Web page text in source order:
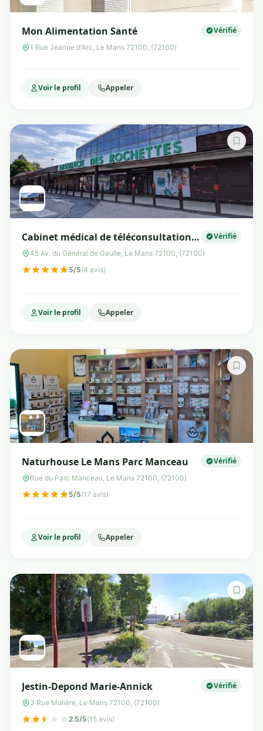
Mon Alimentation Santé Vérifié
1 Rue Jeanne d'Arc, Le Mans 72100, (72100)
Voir le profil Appeler
Cabinet médical de téléconsultation
Tessan
Vérifié
45 Av. du Général de Gaulle, Le Mans 72100, (72100)
5/5(4 avis)
Voir le profil Appeler
Naturhouse Le Mans Parc Manceau Vérifié
Rue du Parc Manceau, Le Mans 72100, (72100)
5/5(17 avis)
Voir le profil Appeler
Jestin-Depond Marie-Annick Vérifié
3 Rue Molière, Le Mans 72100, (72100)
2.5/5(15 avis)